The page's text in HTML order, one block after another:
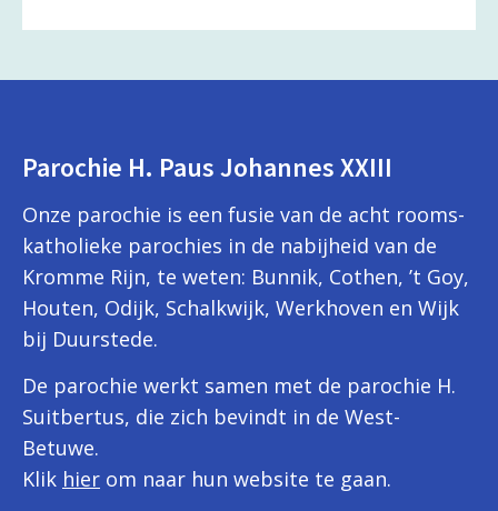
Parochie H. Paus Johannes XXIII
Onze parochie is een fusie van de acht rooms-
katholieke parochies in de nabijheid van de
Kromme Rijn, te weten: Bunnik, Cothen, ’t Goy,
Houten, Odijk, Schalkwijk, Werkhoven en Wijk
bij Duurstede.
De parochie werkt samen met de parochie H.
Suitbertus, die zich bevindt in de West-
Betuwe.
Klik hier om naar hun website te gaan.